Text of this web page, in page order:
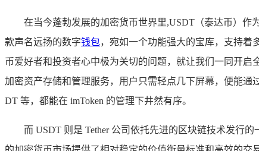
在当今蓬勃发展的加密货币世界里,USDT（泰达币）作
款声名远扬的数字钱包，宛如一个功能强大的宝库，支持着
币爱好者和投资者心中极为关切的问题，就让我们一同开
加密资产存储和管理服务，用户只需轻点几下屏幕，便能通
DT 等，都能在 imToken 的管理下井然有序。
而 USDT 则是 Tether 公司依托先进的区块链技术发行